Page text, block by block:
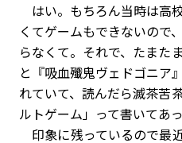
はい。もちろん当時は高
くてゲームもできないので
らなくて。それで、たまた
と『吸血殲鬼ヴェドゴニア
れていて、読んだら滅茶苦
ルトゲーム」って書いてあ
印象に残っているので最